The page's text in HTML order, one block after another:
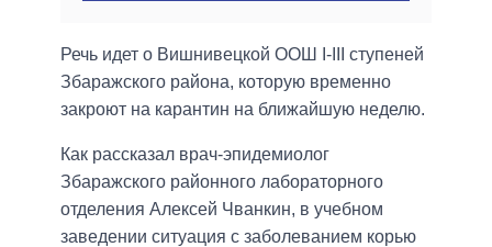
Речь идет о Вишнивецкой ООШ I-III ступеней
Збаражского района, которую временно
закроют на карантин на ближайшую неделю.
Как рассказал врач-эпидемиолог
Збаражского районного лабораторного
отделения Алексей Чванкин, в учебном
заведении ситуация с заболеванием корью